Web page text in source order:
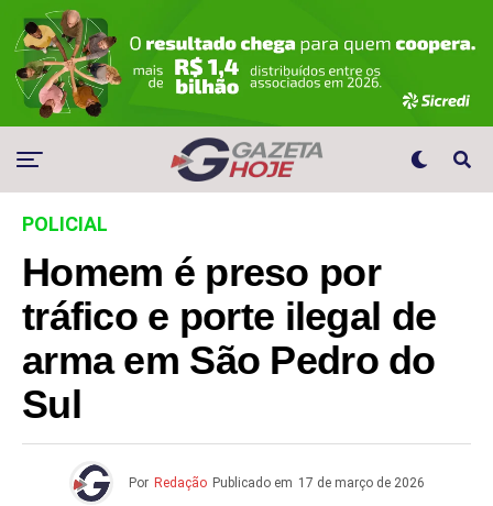
POLICIAL
Homem é preso por
tráfico e porte ilegal de
arma em São Pedro do
Sul
Por Redação Publicado em 17 de março de 2026